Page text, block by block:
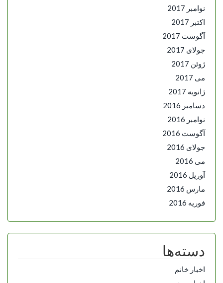
نوامبر 2017
اکتبر 2017
آگوست 2017
جولای 2017
ژوئن 2017
می 2017
ژانویه 2017
دسامبر 2016
نوامبر 2016
آگوست 2016
جولای 2016
می 2016
آوریل 2016
مارس 2016
فوریه 2016
دسته‌ها
اخبار خانم